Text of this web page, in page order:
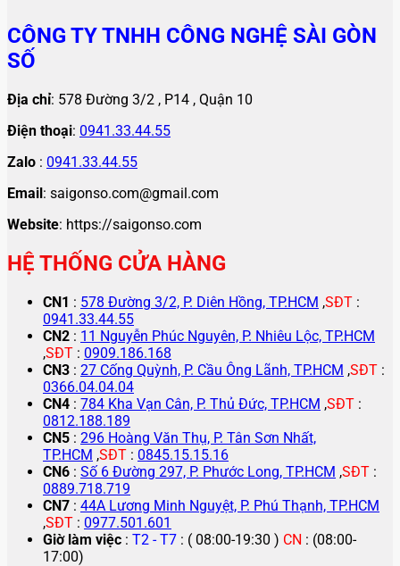
CÔNG TY TNHH CÔNG NGHỆ SÀI GÒN
SỐ
Địa chỉ: 578 Đường 3/2 , P14 , Quận 10
Điện thoại: 0941.33.44.55
Zalo : 0941.33.44.55
Email: saigonso.com@gmail.com
Website: https://saigonso.com
HỆ THỐNG CỬA HÀNG
CN1 : 578 Đường 3/2, P. Diên Hồng, TP.HCM ,SĐT :
0941.33.44.55
CN2 : 11 Nguyễn Phúc Nguyên, P. Nhiêu Lộc, TP.HCM
,SĐT : 0909.186.168
CN3 : 27 Cống Quỳnh, P. Cầu Ông Lãnh, TP.HCM ,SĐT :
0366.04.04.04
CN4 : 784 Kha Vạn Cân, P. Thủ Đức, TP.HCM ,SĐT :
0812.188.189
CN5 : 296 Hoàng Văn Thụ, P. Tân Sơn Nhất,
TP.HCM ,SĐT : 0845.15.15.16
CN6 : Số 6 Đường 297, P. Phước Long, TP.HCM ,SĐT :
0889.718.719
CN7 : 44A Lương Minh Nguyệt, P. Phú Thạnh, TP.HCM
,SĐT : 0977.501.601
Giờ làm việc : T2 - T7 : ( 08:00-19:30 ) CN : (08:00-
17:00)